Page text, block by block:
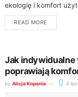
ekologię i komfort
dotyczącej ochrony
zasobami,
READ MORE
Jak indywidualne
poprawiają
by Alicja Kopania 4